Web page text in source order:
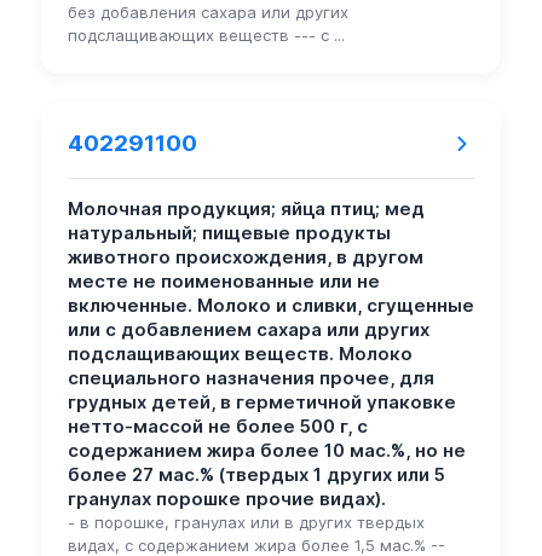
без добавления сахара или других
подслащивающих веществ --- с ...
402291100
Молочная продукция; яйца птиц; мед
натуральный; пищевые продукты
животного происхождения, в другом
месте не поименованные или не
включенные. Молоко и сливки, сгущенные
или с добавлением сахара или других
подслащивающих веществ. Молоко
специального назначения прочее, для
грудных детей, в герметичной упаковке
нетто-массой не более 500 г, с
содержанием жира более 10 мас.%, но не
более 27 мас.% (твердых 1 других или 5
гранулах порошке прочие видах).
- в порошке, гранулах или в других твердых
видах, с содержанием жира более 1,5 мас.% --